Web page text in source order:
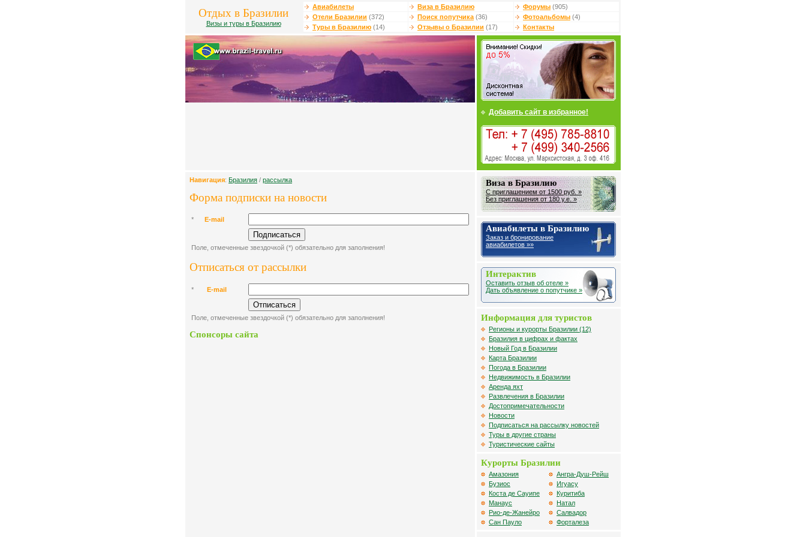
Отдых в Бразилии
Визы и туры в Бразилию
Авиабилеты Виза в Бразилию Форумы (905)
Отели Бразилии (372) Поиск попутчика (36) Фотоальбомы (4)
Туры в Бразилию (14) Отзывы о Бразилии (17) Контакты
Добавить сайт в избранное!
Навигация: Бразилия / рассылка
Форма подписки на новости
* E-mail
Поле, отмеченные звездочкой (*) обязательно для заполнения!
Отписаться от рассылки
* E-mail
Поле, отмеченные звездочкой (*) обязательно для заполнения!
Спонсоры сайта
Виза в Бразилию
С приглашением от 1500 руб. »
Без приглашения от 180 у.е. »
Авиабилеты в Бразилию
Заказ и бронирование
авиабилетов »»
Интерактив
Оставить отзыв об отеле »
Дать объявление о попутчике »
Информация для туристов
Регионы и курорты Бразилии (12)
Бразилия в цифрах и фактах
Новый Год в Бразилии
Карта Бразилии
Погода в Бразилии
Недвижимость в Бразилии
Аренда яхт
Развлечения в Бразилии
Достопримечательности
Новости
Подписаться на рассылку новостей
Туры в другие страны
Туристические сайты
Курорты Бразилии
Амазония
Бузиос
Коста де Сауипе
Манаус
Рио-де-Жанейро
Сан Пауло
Ангра-Душ-Рейш
Игуасу
Куритиба
Натал
Салвадор
Форталеза